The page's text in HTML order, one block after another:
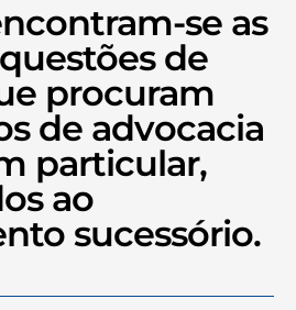
se as
de
procuram
de advocacia
particular,
ao
sucessório.